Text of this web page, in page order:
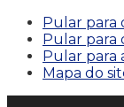
Pular para
Pular para
Pular para
Mapa do